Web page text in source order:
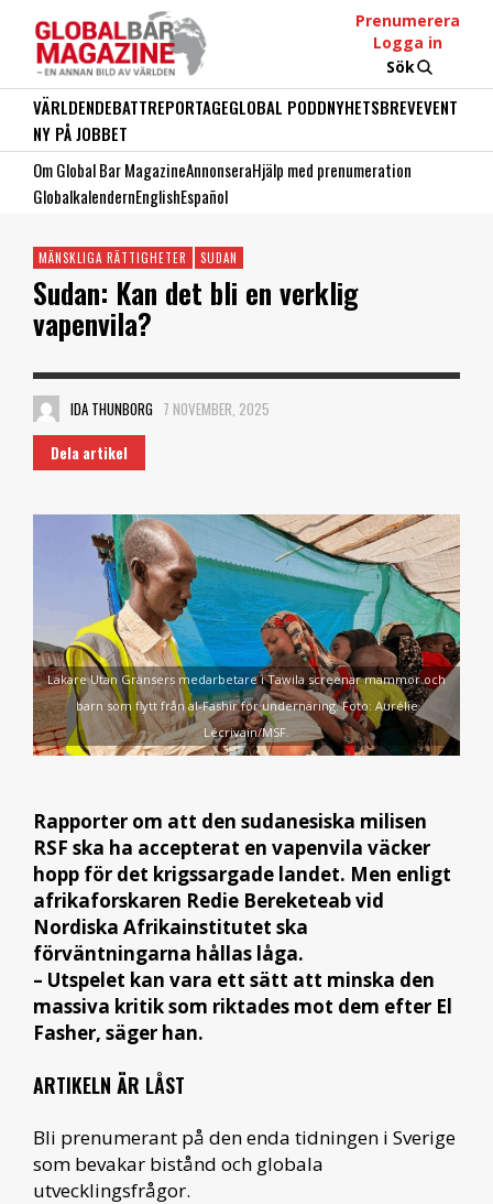
Prenumerera
Logga in
Sök
VÄRLDENDEBATTREPORTAGEGLOBAL PODDNYHETSBREVEVENT
NY PÅ JOBBET
Om Global Bar MagazineAnnonseraHjälp med prenumeration
GlobalkalendernEnglishEspañol
MÄNSKLIGA RÄTTIGHETER SUDAN
Sudan: Kan det bli en verklig
vapenvila?
IDA THUNBORG 7 NOVEMBER, 2025
Dela artikel
Läkare Utan Gränsers medarbetare i Tawila screenar mammor och
barn som flytt från al-Fashir för undernäring. Foto: Aurélie
Lécrivain/MSF.
Rapporter om att den sudanesiska milisen
RSF ska ha accepterat en vapenvila väcker
hopp för det krigssargade landet. Men enligt
afrikaforskaren Redie Bereketeab vid
Nordiska Afrikainstitutet ska
förväntningarna hållas låga.
– Utspelet kan vara ett sätt att minska den
massiva kritik som riktades mot dem efter El
Fasher, säger han.
ARTIKELN ÄR LÅST
Bli prenumerant på den enda tidningen i Sverige
som bevakar bistånd och globala
utvecklingsfrågor.